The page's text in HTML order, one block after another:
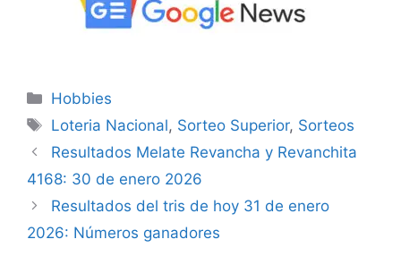
Categorías
Hobbies
Etiquetas
Loteria Nacional, Sorteo Superior, Sorteos
Resultados Melate Revancha y Revanchita
4168: 30 de enero 2026
Resultados del tris de hoy 31 de enero
2026: Números ganadores